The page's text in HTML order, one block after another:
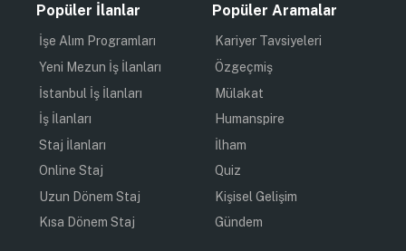
Popüler İlanlar
İşe Alım Programları
Yeni Mezun İş İlanları
İstanbul İş İlanları
İş İlanları
Staj İlanları
Online Staj
Uzun Dönem Staj
Kısa Dönem Staj
Popüler Aramalar
Kariyer Tavsiyeleri
Özgeçmiş
Mülakat
Humanspire
İlham
Quiz
Kişisel Gelişim
Gündem